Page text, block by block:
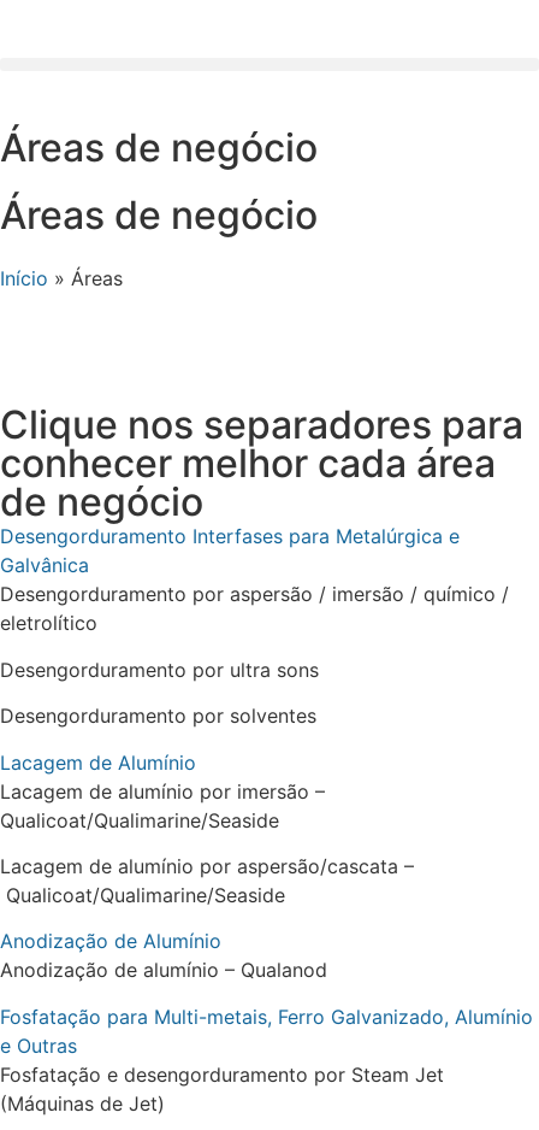
Áreas de negócio
Áreas de negócio
Início » Áreas
Clique nos separadores para
conhecer melhor cada área
de negócio
Desengorduramento Interfases para Metalúrgica e
Galvânica
Desengorduramento por aspersão / imersão / químico /
eletrolítico
Desengorduramento por ultra sons
Desengorduramento por solventes
Lacagem de Alumínio
Lacagem de alumínio por imersão –
Qualicoat/Qualimarine/Seaside
Lacagem de alumínio por aspersão/cascata –
Qualicoat/Qualimarine/Seaside
Anodização de Alumínio
Anodização de alumínio – Qualanod
Fosfatação para Multi-metais, Ferro Galvanizado, Alumínio
e Outras
Fosfatação e desengorduramento por Steam Jet
(Máquinas de Jet)